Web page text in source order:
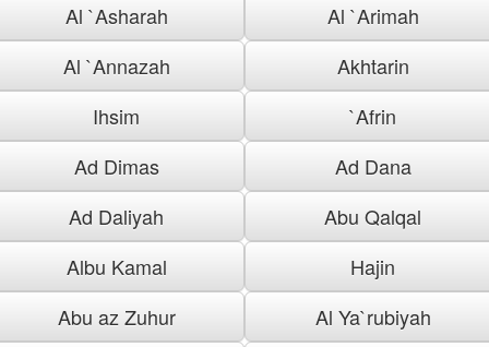
Al `Asharah
Al `Arimah
Al `Annazah
Akhtarin
Ihsim
`Afrin
Ad Dimas
Ad Dana
Ad Daliyah
Abu Qalqal
Albu Kamal
Hajin
Abu az Zuhur
Al Ya`rubiyah